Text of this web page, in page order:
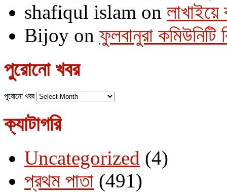
shafiqul islam on
Bijoy on ফুলবানুরা
পুরোনো খবর
পুরোনো খবর
ক্যাটাগরি
Uncategorized (4)
প্রথম পাতা (491)